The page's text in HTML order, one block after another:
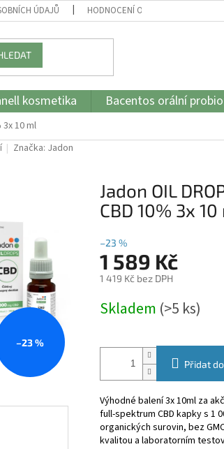
ÚDAJŮ HODNOCENÍ OBCHODU
kosmetika Bacentos orální
3x 10 ml
Značka: Jadon
–23 %
Jadon OIL
CBD 10% 3x
–23 %
1 589 Kč
1 419 Kč bez DPH
cena:
Skladem (>5 ks)
Přidat
Výhodné balení 3x 10ml za
full-spektrum CBD kapky s 1
organických surovin, bez
kvalitou a laboratorním